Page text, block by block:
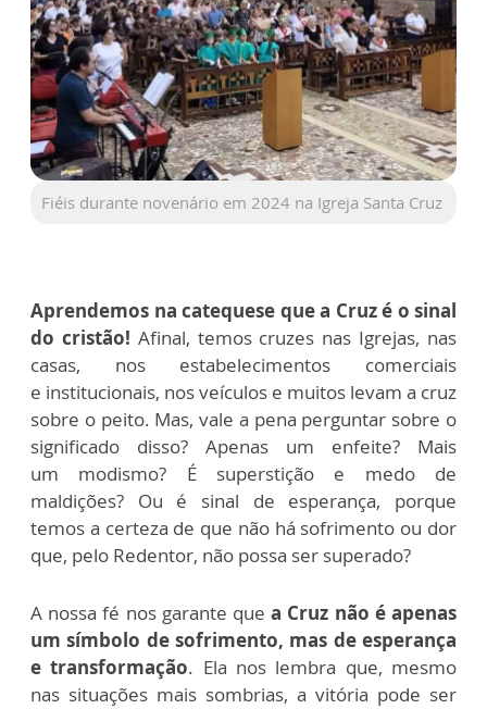
Fiéis durante novenário em 2024 na Igreja Santa Cruz
Aprendemos na catequese que a Cruz é o sinal
do cristão! Afinal, temos cruzes nas Igrejas, nas
casas, nos estabelecimentos comerciais
e institucionais, nos veículos e muitos levam a cruz
sobre o peito. Mas, vale a pena perguntar sobre o
significado disso? Apenas um enfeite? Mais
um modismo? É superstição e medo de
maldições? Ou é sinal de esperança, porque
temos a certeza de que não há sofrimento ou dor
que, pelo Redentor, não possa ser superado?
A nossa fé nos garante quea Cruz não é apenas
um símbolo de sofrimento, mas de esperança
e transformação. Ela nos lembra que, mesmo
nas situações mais sombrias, a vitória pode ser